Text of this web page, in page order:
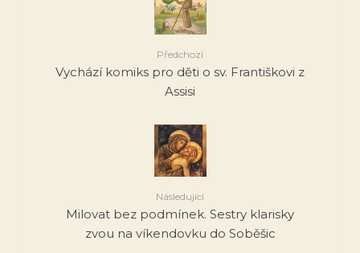
Předchozí
Vychází komiks pro děti o sv. Františkovi z
Assisi
Následující
Milovat bez podmínek. Sestry klarisky
zvou na víkendovku do Soběšic